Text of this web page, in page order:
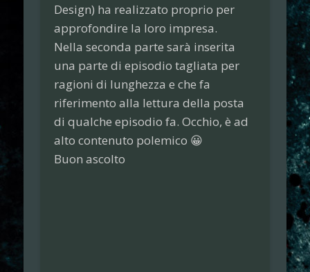
Design) ha realizzato proprio per
approfondire la loro impresa.
Nella seconda parte sarà inserita
una parte di episodio tagliata per
ragioni di lunghezza e che fa
riferimento alla lettura della posta
di qualche episodio fa. Occhio, è ad
alto contenuto polemico 😀
Buon ascolto